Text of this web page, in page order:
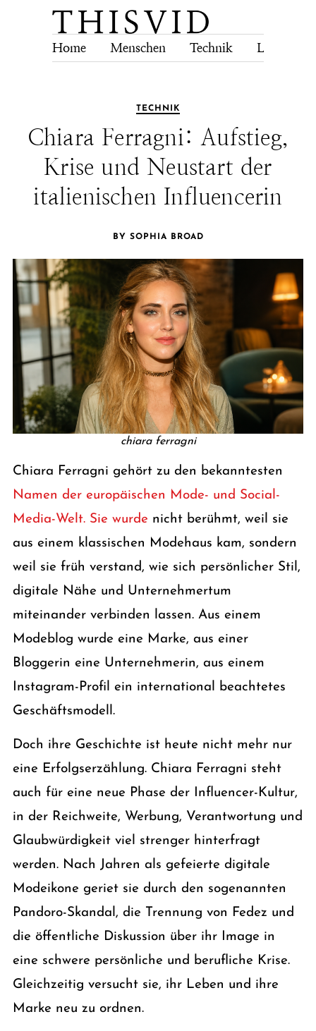
Home Menschen Technik Lebensstil
TECHNIK
Chiara Ferragni: Aufstieg,
Krise und Neustart der
italienischen Influencerin
BY SOPHIA BROAD
chiara ferragni
Chiara Ferragni gehört zu den bekanntesten
Namen der europäischen Mode- und Social-
Media-Welt. Sie wurde nicht berühmt, weil sie
aus einem klassischen Modehaus kam, sondern
weil sie früh verstand, wie sich persönlicher Stil,
digitale Nähe und Unternehmertum
miteinander verbinden lassen. Aus einem
Modeblog wurde eine Marke, aus einer
Bloggerin eine Unternehmerin, aus einem
Instagram-Profil ein international beachtetes
Geschäftsmodell.
Doch ihre Geschichte ist heute nicht mehr nur
eine Erfolgserzählung. Chiara Ferragni steht
auch für eine neue Phase der Influencer-Kultur,
in der Reichweite, Werbung, Verantwortung und
Glaubwürdigkeit viel strenger hinterfragt
werden. Nach Jahren als gefeierte digitale
Modeikone geriet sie durch den sogenannten
Pandoro-Skandal, die Trennung von Fedez und
die öffentliche Diskussion über ihr Image in
eine schwere persönliche und berufliche Krise.
Gleichzeitig versucht sie, ihr Leben und ihre
Marke neu zu ordnen.